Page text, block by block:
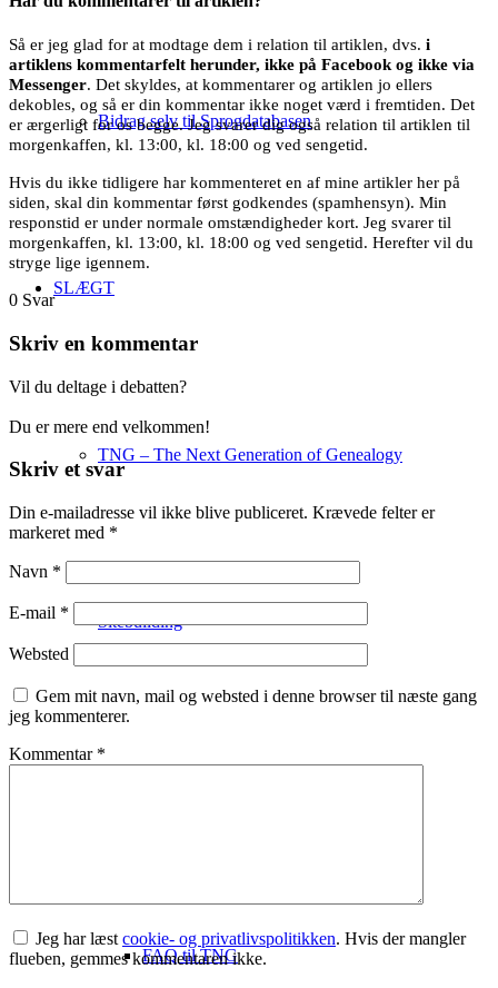
Bidrag selv til Sprogdatabasen
SLÆGT
TNG – The Next Generation of Genealogy
Sitebuilding
FAQ til TNG
Så er jeg glad for at modtage dem i relation til artiklen, dvs. i
artiklens kommentarfelt herunder, ikke på Facebook og ikke via
Messenger. Det skyldes, at kommentarer og artiklen jo ellers
dekobles, og så er din kommentar ikke noget værd i fremtiden. Det
er ærgerligt for os begge. Jeg svarer dig også relation til artiklen til
morgenkaffen, kl. 13:00, kl. 18:00 og ved sengetid.
Hvis du ikke tidligere har kommenteret en af mine artikler her på
siden, skal din kommentar først godkendes (spamhensyn). Min
responstid er under normale omstændigheder kort. Jeg svarer til
morgenkaffen, kl. 13:00, kl. 18:00 og ved sengetid. Herefter vil du
stryge lige igennem.
0 Svar
Skriv en kommentar
Vil du deltage i debatten?
Du er mere end velkommen!
Skriv et svar
Din e-mailadresse vil ikke blive publiceret. Krævede felter er
markeret med *
Navn *
E-mail *
Websted
Gem mit navn, mail og websted i denne browser til næste gang
jeg kommenterer.
Kommentar *
Jeg har læst cookie- og privatlivspolitikken. Hvis der mangler
flueben, gemmes kommentaren ikke.